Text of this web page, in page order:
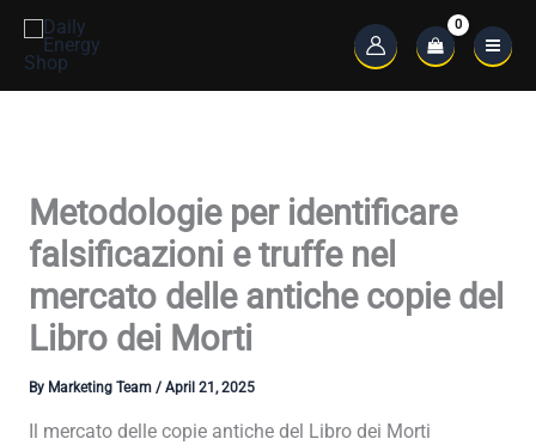
content
Main
Menu
Metodologie per identificare
falsificazioni e truffe nel
mercato delle antiche copie del
Libro dei Morti
By Marketing Team / April 21, 2025
Il mercato delle copie antiche del Libro dei Morti